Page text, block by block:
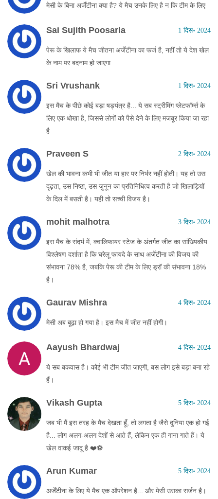
मेसी के बिना अर्जेंटीना क्या है? ये मैच उनके लिए है न कि टीम के लिए
Sai Sujith Poosarla 1 दिस॰ 2024
पेरू के खिलाफ ये मैच जीतना अर्जेंटीना का फर्ज है, नहीं तो ये देश खेल
के नाम पर बदनाम हो जाएगा
Sri Vrushank 1 दिस॰ 2024
इस मैच के पीछे कोई बड़ा षड्यंत्र है... ये सब स्ट्रीमिंग प्लेटफॉर्म्स के
लिए एक धोखा है, जिससे लोगों को पैसे देने के लिए मजबूर किया जा रहा
है
Praveen S 2 दिस॰ 2024
खेल की भावना कभी भी जीत या हार पर निर्भर नहीं होती। यह तो उस
दृढ़ता, उस निष्ठा, उस जुनून का प्रतिनिधित्व करती है जो खिलाड़ियों
के दिल में बसती है। यही तो सच्ची विजय है।
mohit malhotra 3 दिस॰ 2024
इस मैच के संदर्भ में, क्वालिफायर स्टेज के अंतर्गत जीत का सांख्यिकीय
विश्लेषण दर्शाता है कि घरेलू फायदे के साथ अर्जेंटीना की विजय की
संभावना 78% है, जबकि पेरू की टीम के लिए ड्रॉ की संभावना 18%
है।
Gaurav Mishra 4 दिस॰ 2024
मेसी अब बूढ़ा हो गया है। इस मैच में जीत नहीं होगी।
Aayush Bhardwaj 4 दिस॰ 2024
ये सब बकवास है। कोई भी टीम जीत जाएगी, बस लोग इसे बड़ा बना रहे
हैं।
Vikash Gupta 5 दिस॰ 2024
जब भी मैं इस तरह के मैच देखता हूँ, तो लगता है जैसे दुनिया एक हो गई
है... लोग अलग-अलग देशों से आते हैं, लेकिन एक ही गाना गाते हैं। ये
खेल वाकई जादू है ❤️⚽
Arun Kumar 5 दिस॰ 2024
अर्जेंटीना के लिए ये मैच एक ऑपरेशन है... और मेसी उसका सर्जन है।